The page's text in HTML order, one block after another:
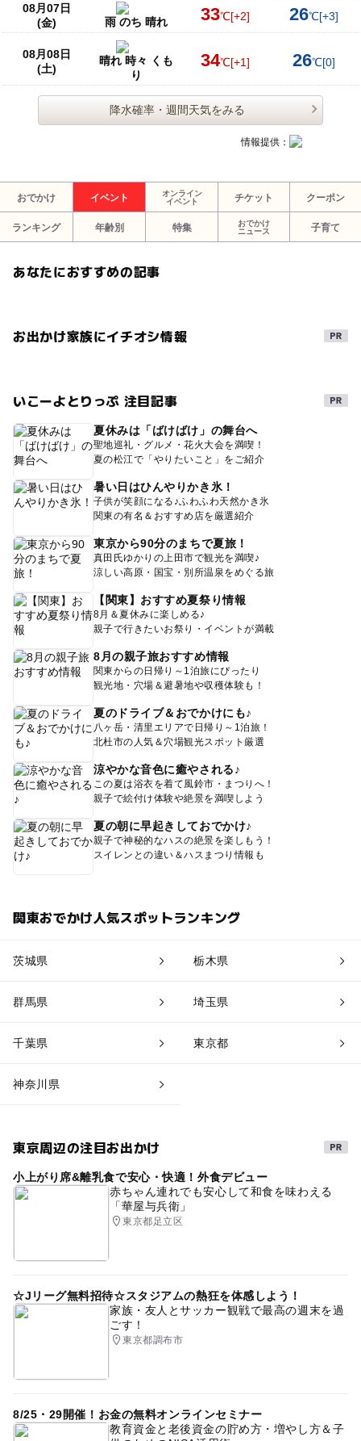
08月07日
(金)
雨 のち 晴れ 33℃[+2] 26℃[+3]
08月08日
(土)
晴れ 時々 くも
り
34℃[+1] 26℃[0]
降水確率・週間天気をみる
情報提供：
おでかけ イベント
オンライン
イベント
チケット クーポン
ランキング 年齢別 特集
おでかけ
ニュース
子育て
あなたにおすすめの記事
お出かけ家族にイチオシ情報
いこーよとりっぷ 注目記事
夏休みは「ばけばけ」の舞台へ
聖地巡礼・グルメ・花火大会を満喫！
夏の松江で「やりたいこと」をご紹介
暑い日はひんやりかき氷！
子供が笑顔になる♪ふわふわ天然かき氷
関東の有名＆おすすめ店を厳選紹介
東京から90分のまちで夏旅！
真田氏ゆかりの上田市で観光を満喫♪
涼しい高原・国宝・別所温泉をめぐる旅
【関東】おすすめ夏祭り情報
8月＆夏休みに楽しめる♪
親子で行きたいお祭り・イベントが満載
8月の親子旅おすすめ情報
関東からの日帰り～1泊旅にぴったり
観光地・穴場＆避暑地や収穫体験も！
夏のドライブ＆おでかけにも♪
八ヶ岳・清里エリアで日帰り～1泊旅！
北杜市の人気＆穴場観光スポット厳選
涼やかな音色に癒やされる♪
この夏は浴衣を着て風鈴市・まつりへ！
親子で絵付け体験や絶景を満喫しよう
夏の朝に早起きしておでかけ♪
親子で神秘的なハスの絶景を楽しもう！
スイレンとの違い＆ハスまつり情報も
関東おでかけ人気スポットランキング
茨城県 栃木県
群馬県 埼玉県
千葉県 東京都
神奈川県
東京周辺の注目お出かけ
小上がり席&離乳食で安心・快適！外食デビュー
赤ちゃん連れでも安心して和食を味わえる
「華屋与兵衛」
東京都足立区
☆Jリーグ無料招待☆スタジアムの熱狂を体感しよう！
家族・友人とサッカー観戦で最高の週末を過
ごす！
東京都調布市
8/25・29開催！お金の無料オンラインセミナー
教育資金と老後資金の貯め方・増やし方＆子